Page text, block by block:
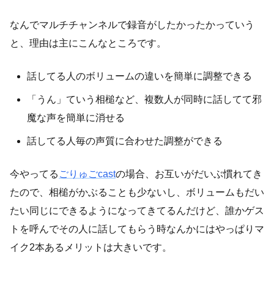
なんでマルチチャンネルで録音がしたかったかっていう
と、理由は主にこんなところです。
話してる人のボリュームの違いを簡単に調整できる
「うん」ていう相槌など、複数人が同時に話してて邪
魔な声を簡単に消せる
話してる人毎の声質に合わせた調整ができる
今やってる ごりゅごcastの場合、お互いがだいぶ慣れてき
たので、相槌がかぶることも少ないし、ボリュームもだい
たい同じにできるようになってきてるんだけど、誰かゲス
トを呼んでその人に話してもらう時なんかにはやっぱりマ
イク2本あるメリットは大きいです。